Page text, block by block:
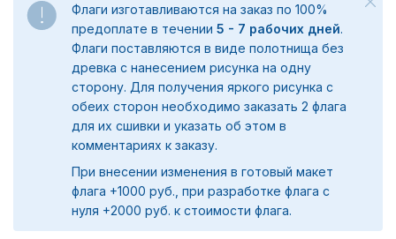
Флаги изготавливаются на заказ по 100%
предоплате в течении 5 - 7 рабочих дней.
Флаги поставляются в виде полотнища без
древка с нанесением рисунка на одну
сторону. Для получения яркого рисунка с
обеих сторон необходимо заказать 2 флага
для их сшивки и указать об этом в
комментариях к заказу.
При внесении изменения в готовый макет
флага +1000 руб., при разработке флага с
нуля +2000 руб. к стоимости флага.